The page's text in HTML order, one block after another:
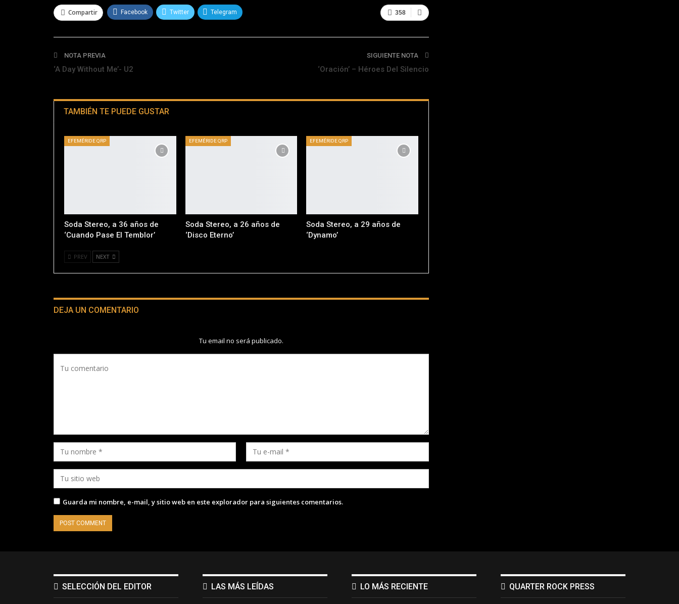
358
Compartir Facebook Twitter Telegram
NOTA PREVIA
‘A Day Without Me’- U2
SIGUIENTE NOTA
‘Oración’ – Héroes Del Silencio
TAMBIÉN TE PUEDE GUSTAR
EFEMÉRIDE QRP
Soda Stereo, a 36 años de
‘Cuando Pase El Temblor’
EFEMÉRIDE QRP
Soda Stereo, a 26 años de
‘Disco Eterno’
EFEMÉRIDE QRP
Soda Stereo, a 29 años de
‘Dynamo’
PREV NEXT
DEJA UN COMENTARIO
Tu email no será publicado.
Guarda mi nombre, e-mail, y sitio web en este explorador para siguientes comentarios.
SELECCIÓN DEL EDITOR LAS MÁS LEÍDAS LO MÁS RECIENTE QUARTER ROCK PRESS